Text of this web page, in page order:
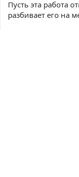
Пусть эта работа
разбивает его на